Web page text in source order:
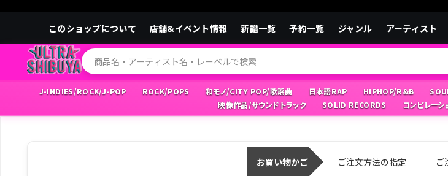
このショップについて 店舗&イベント情報 新譜一覧 予約一覧 ジャンル アーティスト
J-INDIES/ROCK/J-POP ROCK/POPS 和モノ/CITY POP/歌謡曲 日本語RAP HIPHOP/R&B
映像作品/サウンドトラック
SOLID RECORDS コンピレーシ
お買い物かご ご注文方法の指定 ご